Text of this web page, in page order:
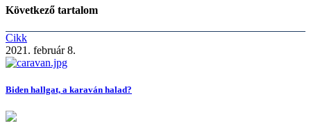
Következő tartalom
Cikk
2021. február 8.
Biden hallgat, a karaván halad?